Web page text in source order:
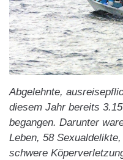
Abgelehnte,
diesem Jahr bereits
begangen. Darunter
Leben, 58
schwere